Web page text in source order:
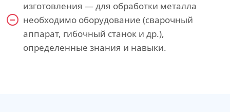
изготовления — для обработки металла
необходимо оборудование (сварочный
аппарат, гибочный станок и др.),
определенные знания и навыки.